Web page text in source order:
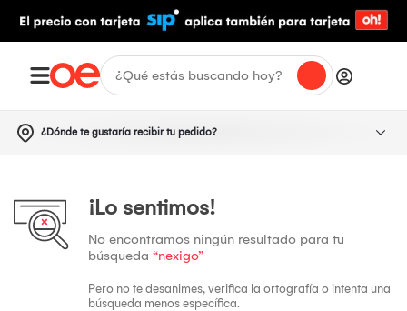
¿Dónde te gustaría recibir tu pedido?
¡Lo sentimos!
No encontramos ningún resultado para tu
búsqueda “nexigo”
Pero no te desanimes, verifica la ortografía o intenta una
búsqueda menos específica.